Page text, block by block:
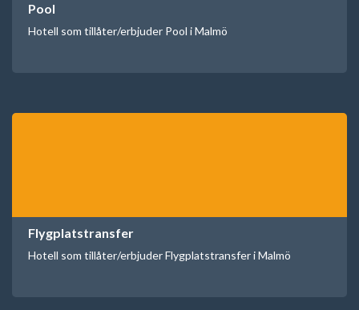
Pool
Hotell som tillåter/erbjuder Pool i Malmö
Flygplatstransfer
Hotell som tillåter/erbjuder Flygplatstransfer i Malmö